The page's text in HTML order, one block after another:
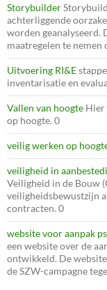
Storybuilder
achterliggende
worden geanalyseerd.
maatregelen te
Uitvoering RI&E
inventarisatie en
Vallen van hoogte Hier
op hoogte. 0
veilig werken op
veiligheid in
Veiligheid in de Bouw
veiligheidsbewustzijn
contracten. 0
website voor aanpak
een website over de
ontwikkeld. De
de SZW-campagne